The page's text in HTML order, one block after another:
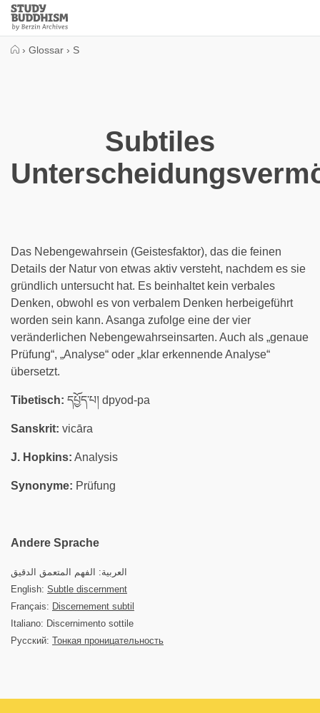
Close
Study
Buddhism
› Glossar › S
Subtiles
Das Nebengewahrsein (Geistesfaktor), das die feinen
Details der Natur von etwas aktiv versteht, nachdem es sie
gründlich untersucht hat. Es beinhaltet kein verbales
Denken, obwohl es von verbalem Denken herbeigeführt
worden sein kann. Asanga zufolge eine der vier
veränderlichen Nebengewahrseinsarten. Auch als „genaue
Prüfung“, „Analyse“ oder „klar erkennende Analyse“
übersetzt.
Tibetisch: དཔྱོད་པ། dpyod-pa
Sanskrit: vicāra
J. Hopkins: Analysis
Synonyme: Prüfung
Andere Sprache
العربية: الفهم المتعمق الدقيق
English: Subtle discernment
Français: Discernement subtil
Italiano: Discernimento sottile
Русский: Тонкая проницательность